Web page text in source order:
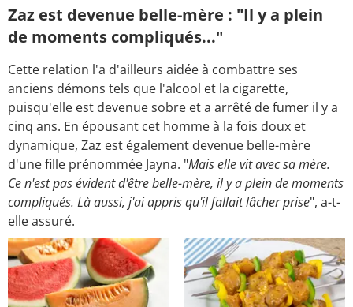
Zaz est devenue belle-mère : "Il y a plein
de moments compliqués..."
Cette relation l'a d'ailleurs aidée à combattre ses
anciens démons tels que l'alcool et la cigarette,
puisqu'elle est devenue sobre et a arrêté de fumer il y a
cinq ans. En épousant cet homme à la fois doux et
dynamique, Zaz est également devenue belle-mère
d'une fille prénommée Jayna. "Mais elle vit avec sa mère.
Ce n'est pas évident d'être belle-mère, il y a plein de moments
compliqués. Là aussi, j'ai appris qu'il fallait lâcher prise", a-t-
elle assuré.